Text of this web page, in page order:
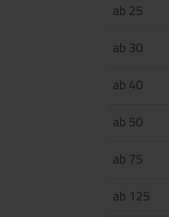
ab 25
ab 30
ab 40
ab 50
ab 75
ab 125